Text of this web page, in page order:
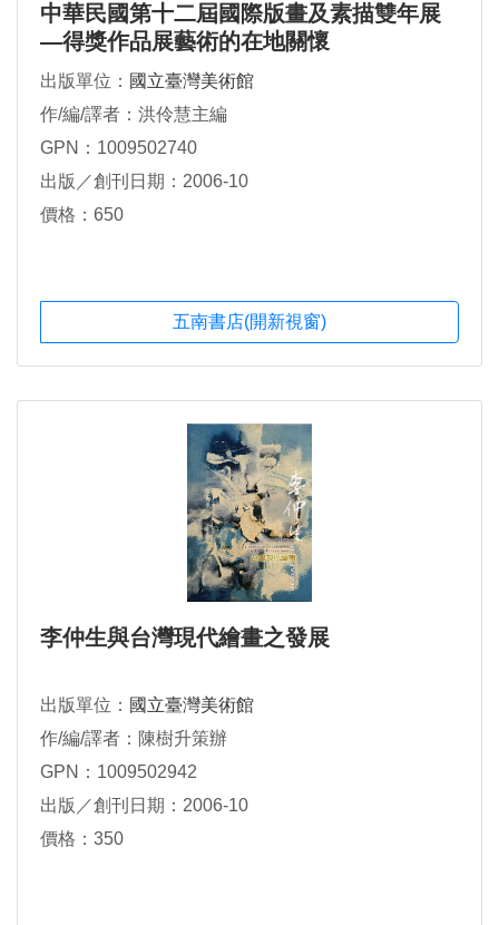
中華民國第十二屆國際版畫及素描雙年展
—得獎作品展藝術的在地關懷
出版單位： 國立臺灣美術館
作/編/譯者：洪伶慧主編
GPN：1009502740
出版／創刊日期：2006-10
價格：650
五南書店(開新視窗)
李仲生與台灣現代繪畫之發展
出版單位： 國立臺灣美術館
作/編/譯者：陳樹升策辦
GPN：1009502942
出版／創刊日期：2006-10
價格：350